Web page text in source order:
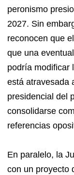
peronismo
2027. Sin
reconocen que
que una
podría modificar
está atravesada
presidencial del
consolidarse
referencias
En paralelo, la
con un proyecto